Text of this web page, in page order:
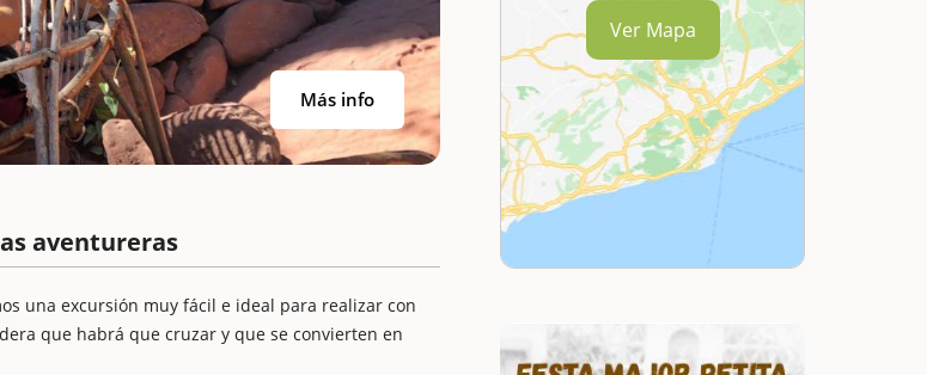
Más info
aventureras
una excursión muy fácil e ideal para realizar con
que habrá que cruzar y que se convierten en
Ver Mapa